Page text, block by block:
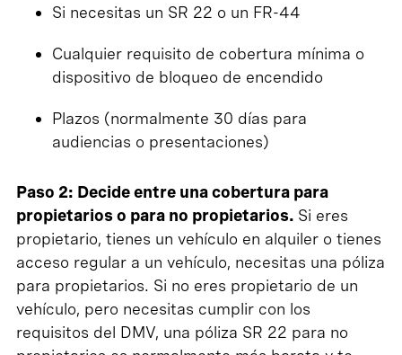
Si necesitas un SR 22 o un FR-44
Cualquier requisito de cobertura mínima o
dispositivo de bloqueo de encendido
Plazos (normalmente 30 días para
audiencias o presentaciones)
Paso 2: Decide entre una cobertura para
propietarios o para no propietarios. Si eres
propietario, tienes un vehículo en alquiler o tienes
acceso regular a un vehículo, necesitas una póliza
para propietarios. Si no eres propietario de un
vehículo, pero necesitas cumplir con los
requisitos del DMV, una póliza SR 22 para no